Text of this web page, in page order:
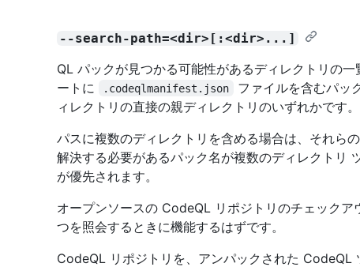
--search-path=<dir>[:<dir>...]
QL パックが見つかる可能性があるディレクトリの
ートに
.codeqlmanifest.json
ファイルを含むパッ
ィレクトリの直接の親ディレクトリのいずれかです。
パスに複数のディレクトリを含める場合は、それら
解決する必要があるパック名が複数のディレクトリ
が優先されます。
オープンソースの CodeQL リポジトリのチェック
つを照会するときに機能するはずです。
CodeQL リポジトリを、アンパックされた CodeQL